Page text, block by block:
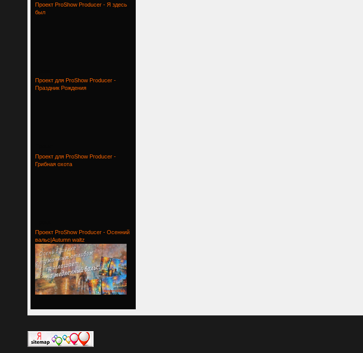
Проект ProShow Producer - Я здесь
был
Проект для ProShow Producer -
Праздник Рождения
Проект для ProShow Producer -
Грибная охота
Проект ProShow Producer - Осенний
вальс|Autumn waltz